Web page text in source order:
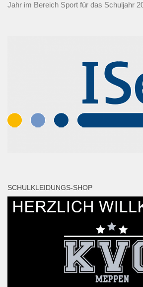
Jahr im Bereich Sport für das Schuljahr
SCHULKLEIDUNGS-SHOP